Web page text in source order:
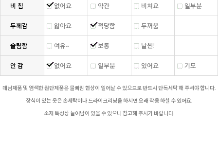
비 침 없어요 약간 비쳐요 일부분
두께감 얇아요 적당함 두꺼움
슬림함 여유~ 보통 날씬!
안 감 없어요 일부분 있어요 기모
데님제품 및 염색한 원단제품은 물빠짐 현상이 일어날 수 있으므로 반드시 단독세탁 해 주셔야 합니다.
장식이 있는 옷은 손세탁이나 드라이크리닝을 하시면 오래 착용 하실 수 있어요.
소재 특성상 늘어남이 있을 수 있으니 참고해 주시기 바랍니다.